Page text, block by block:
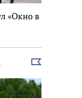
«Окно в
Выбрать